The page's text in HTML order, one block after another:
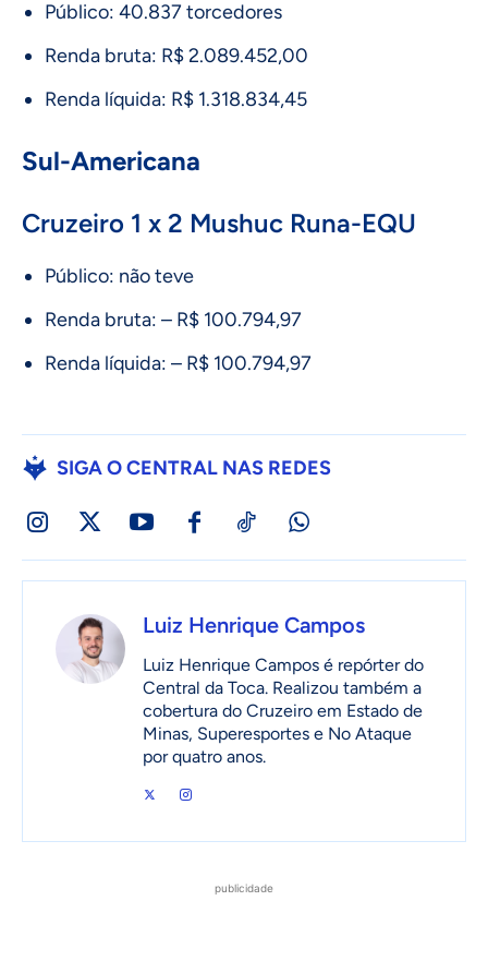
Público: 40.837 torcedores
Renda bruta: R$ 2.089.452,00
Renda líquida: R$ 1.318.834,45
Sul-Americana
Cruzeiro 1 x 2 Mushuc Runa-EQU
Público: não teve
Renda bruta: – R$ 100.794,97
Renda líquida: – R$ 100.794,97
SIGA O CENTRAL NAS REDES
Luiz Henrique Campos
Luiz Henrique Campos é repórter do
Central da Toca. Realizou também a
cobertura do Cruzeiro em Estado de
Minas, Superesportes e No Ataque
por quatro anos.
publicidade